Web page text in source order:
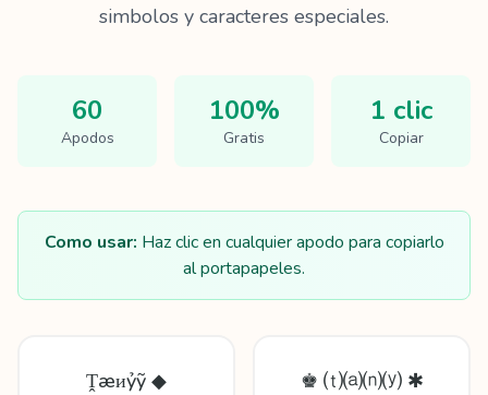
simbolos y caracteres especiales.
60
Apodos
100%
Gratis
1 clic
Copiar
Como usar: Haz clic en cualquier apodo para copiarlo
al portapapeles.
Ṱæᴎỷỹ ◆ ♚ ⒯⒜⒩⒴ ✱